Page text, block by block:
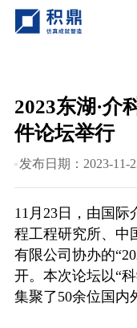
2023东湖·介
件论坛举行
发布日期：2023-11-
11月23日，由国
程工程研究所、中
有限公司协办的
开。本次论坛以“
集聚了50余位国内